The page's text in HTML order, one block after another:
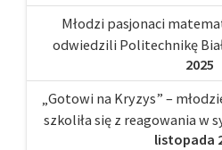
Młodzi pasjonaci
odwiedzili Politechnikę
2025
„Gotowi na Kryzys” –
szkoliła się z reagowania w
listopada